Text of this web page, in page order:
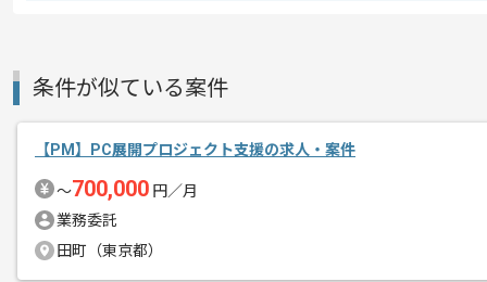
エージェントからのコ
メント
条件が似ている案件
【PM】PC展開プロジェクト支援の求人・案件
〜700,000 円／月
業務委託
田町（東京都）